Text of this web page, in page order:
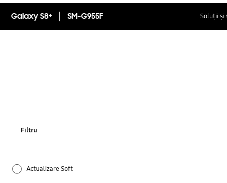
Galaxy S8+ SM-G955F Soluții și
Filtru
Actualizare Soft